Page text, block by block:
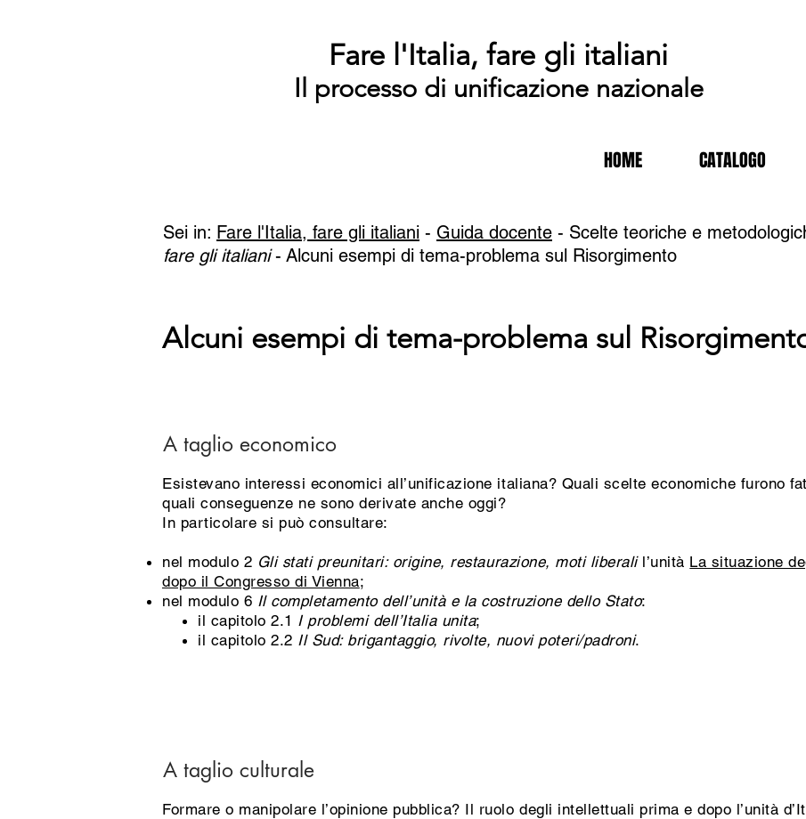
Fare l'Italia, fare gli italiani
Il processo di unificazione nazionale
HOME CATALOGO
Sei in: Fare l'Italia, fare gli italiani - Guida docente - Scelte teoriche e
fare gli italiani- Alcuni esempi di tema-problema sul Risorgimento
Alcuni esempi di tema-problema sul
A taglio economico
Esistevano interessi economici all’unificazione italiana? Quali scelte economiche furono
quali conseguenze ne sono derivate anche oggi?
In particolare si può consultare:
nel modulo 2 Gli stati preunitari: origine, restaurazione, moti liberalil’unità La situazione
dopo il Congresso di Vienna;
nel modulo 6 Il completamento dell’unità e la costruzione dello Stato:
il capitolo 2.1 I problemi dell’Italia unita;
il capitolo 2.2 Il Sud: brigantaggio, rivolte, nuovi poteri/padroni.
A taglio culturale
Formare o manipolare l’opinione pubblica? Il ruolo degli intellettuali prima e dopo l’unità